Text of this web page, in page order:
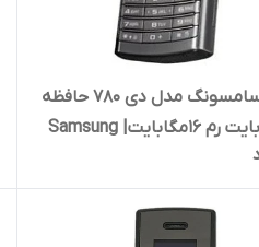
گوشی سامسونگ مدل دی ۷۸۰ حافظه
۳۲ مگابایت رم 16مگابایت| Samsung